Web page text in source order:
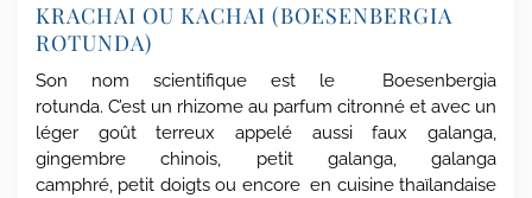
KRACHAI OU KACHAI (BOESENBERGIA
ROTUNDA)
Son nom scientifique est le Boesenbergia
rotunda. C’est un rhizome au parfum citronné et avec un
léger goût terreux appelé aussi faux galanga,
gingembre chinois, petit galanga, galanga
camphré, petit doigts ou encore en cuisine thaïlandaise